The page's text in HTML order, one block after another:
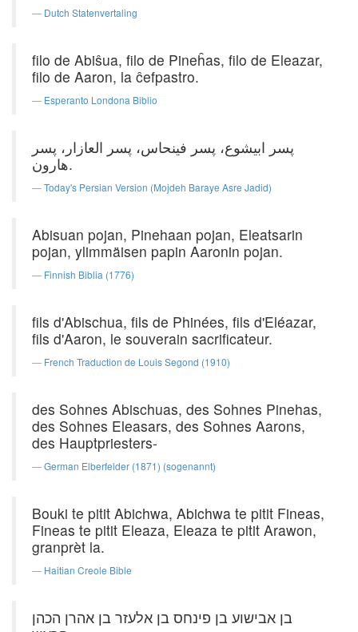
Dutch Statenvertaling
filo de Abiŝua, filo de Pineĥas, filo de Eleazar,
filo de Aaron, la ĉefpastro.
Esperanto Londona Biblio
پسر ابیشوع، پسر فینحاس، پسر العازار، پسر
هارون.
Today's Persian Version (Mojdeh Baraye Asre Jadid)
Abisuan pojan, Pinehaan pojan, Eleatsarin
pojan, ylimmäisen papin Aaronin pojan.
Finnish Biblia (1776)
fils d'Abischua, fils de Phinées, fils d'Eléazar,
fils d'Aaron, le souverain sacrificateur.
French Traduction de Louis Segond (1910)
des Sohnes Abischuas, des Sohnes Pinehas,
des Sohnes Eleasars, des Sohnes Aarons,
des Hauptpriesters-
German Elberfelder (1871) (sogenannt)
Bouki te pitit Abichwa, Abichwa te pitit Fineas,
Fineas te pitit Eleaza, Eleaza te pitit Arawon,
granprèt la.
Haitian Creole Bible
בן אבישוע בן פינחס בן אלעזר בן אהרן הכהן